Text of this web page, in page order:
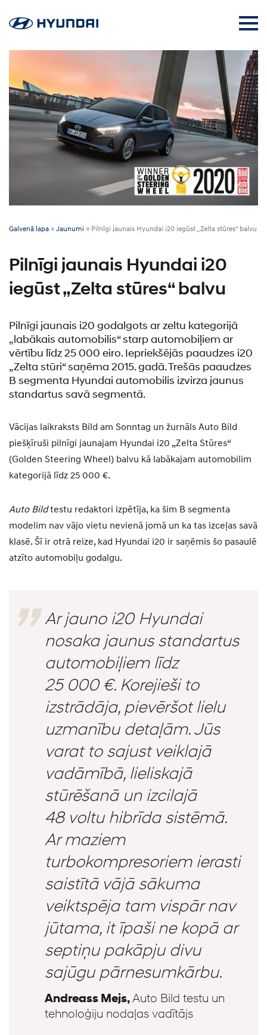
Galvenā lapa » Jaunumi » Pilnīgi jaunais Hyundai i20 iegūst „Zelta stūres“ balvu
Pilnīgi jaunais Hyundai i20
iegūst „Zelta stūres“ balvu
Pilnīgi jaunais i20 godalgots ar zeltu kategorijā
„labākais automobilis“ starp automobiļiem ar
vērtību līdz 25 000 eiro. Iepriekšējās paaudzes i20
„Zelta stūri“ saņēma 2015. gadā. Trešās paaudzes
B segmenta Hyundai automobilis izvirza jaunus
standartus savā segmentā.
Vācijas laikraksts Bild am Sonntag un žurnāls Auto Bild
piešķīruši pilnīgi jaunajam Hyundai i20 „Zelta Stūres“
(Golden Steering Wheel) balvu kā labākajam automobilim
kategorijā līdz 25 000 €.
Auto Bildtestu redaktori izpētīja, ka šim B segmenta
modelim nav vājo vietu nevienā jomā un ka tas izceļas savā
klasē. Šī ir otrā reize, kad Hyundai i20 ir saņēmis šo pasaulē
atzīto automobiļu godalgu.
Ar jauno i20 Hyundai
nosaka jaunus standartus
automobiļiem līdz
25 000 €. Korejieši to
izstrādāja, pievēršot lielu
uzmanību detaļām. Jūs
varat to sajust veiklajā
vadāmībā, lieliskajā
stūrēšanā un izcilajā
48 voltu hibrīda sistēmā.
Ar maziem
turbokompresoriem ierasti
saistītā vājā sākuma
veiktspēja tam vispār nav
jūtama, it īpaši ne kopā ar
septiņu pakāpju divu
sajūgu pārnesumkārbu.
Andreass Mejs,Auto Bild testu un
tehnoloģiju nodaļas vadītājs